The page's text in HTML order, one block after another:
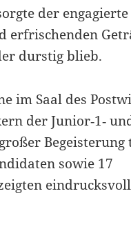
der
erfrischenden
durstig blieb.
im Saal des
der Junior‑1‑
Begeisterung
sowie 17